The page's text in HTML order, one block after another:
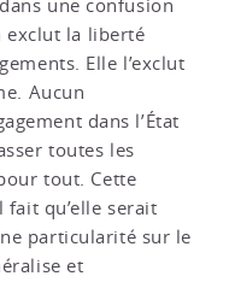
une confusion
exclut la liberté
Elle l’exclut
Aucun
dans l’État
toutes les
tout. Cette
qu’elle serait
particularité sur le
et